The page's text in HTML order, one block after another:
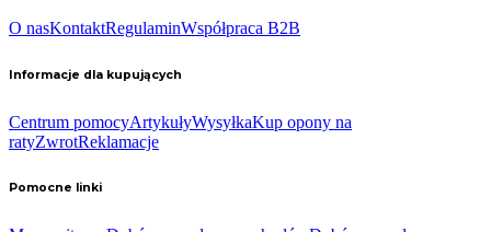
O nasKontaktRegulaminWspółpraca B2B
Informacje dla kupujących
Centrum pomocyArtykułyWysyłkaKup opony na
ratyZwrotReklamacje
Pomocne linki